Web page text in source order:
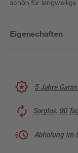
schön für langweilige
Eigenschaften
5 Jahre
Sorglos, 90
Abholung im